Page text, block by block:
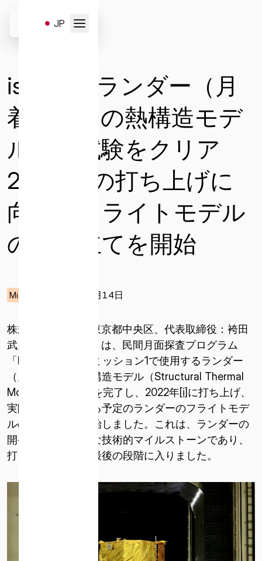
以下のお問い合わせ項目よ
り、必要事項を選択・入力
の上、送信ください。
投資家お問い合わせ
このサイトは reCAPTCHA によって保護されています。
content
JP
ispace、ランダー（月
着陸船）の熱構造モデ
ル環境試験をクリア
2022年 の打ち上げに
向け、フライトモデル
の組み立てを開始
Mission 2021年07月14日
株式会社ispace（東京都中央区、代表取締役：袴田
武史、以下ispace）は、民間月面探査プログラム
「HAKUTO-R」のミッション1で使用するランダー
（月着陸船）の熱構造モデル（Structural Thermal
Model)の環境試験を完了し、2022年[i]に打ち上げ、
実際に月に着陸する予定のランダーのフライトモデ
ルの組み立てを開始しました。これは、ランダーの
開発における重要な技術的マイルストーンであり、
打ち上げに向けて最後の段階に入りました。